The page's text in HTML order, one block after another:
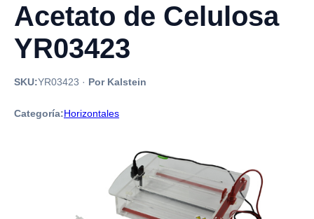
Acetato de Celulosa
YR03423
SKU:YR03423 · Por Kalstein
Categoría:Horizontales